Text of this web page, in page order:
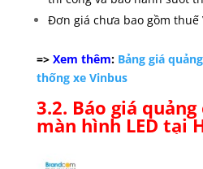
Đơn giá chưa bao gồm thuế
=> Xem thêm: Bảng giá
thống xe Vinbus
3.2. Báo giá quảng
màn hình LED tại